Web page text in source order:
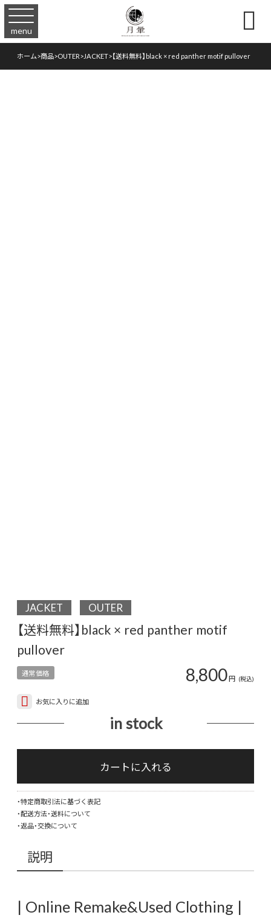
menu 
ホーム>商品>OUTER>JACKET>【送料無料】black × red panther motif pullover
JACKET OUTER
【送料無料】black × red panther motif
pullover
通常価格 8,800円 (税込)
お気に入りに追加
in stock
【送
料】
カートに入れる
・特定商取引法に基づく表記
・配送方法・送料について
・返品・交換について
説明
| Online Remake&Used Clothing |